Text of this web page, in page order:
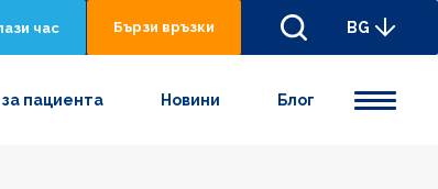
час Бързи връзки BG
пациента Новини Блог